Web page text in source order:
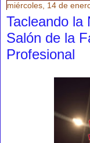
miércoles, 14 de
Tacleando la
Salón de la
Profesional